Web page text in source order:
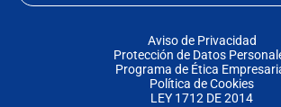
Aviso de Privacidad
Protección de Datos
Programa de Ética
Política de Cookies
LEY 1712 DE 2014